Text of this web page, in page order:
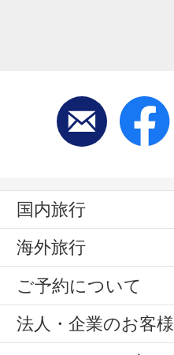
国内旅行
海外旅行
ご予約について
法人・企業のお客様